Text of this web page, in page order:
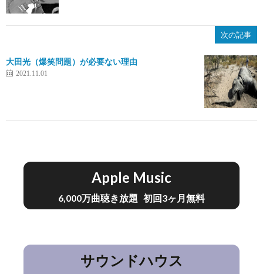
次の記事
大田光（爆笑問題）が必要ない理由
2021.11.01
Apple Music
6,000万曲聴き放題 初回3ヶ月無料
サウンドハウス